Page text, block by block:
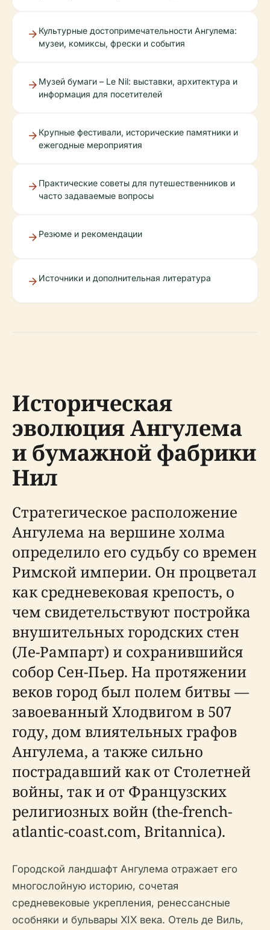
Культурные достопримечательности Ангулема:
музеи, комиксы, фрески и события
Музей бумаги – Le Nil: выставки, архитектура и
информация для посетителей
Крупные фестивали, исторические памятники и
ежегодные мероприятия
Практические советы для путешественников и
часто задаваемые вопросы
Резюме и рекомендации
Источники и дополнительная литература
Историческая
эволюция Ангулема
и бумажной фабрики
Нил
Стратегическое расположение
Ангулема на вершине холма
определило его судьбу со времен
Римской империи. Он процветал
как средневековая крепость, о
чем свидетельствуют постройка
внушительных городских стен
(Ле-Рампарт) и сохранившийся
собор Сен-Пьер. На протяжении
веков город был полем битвы —
завоеванный Хлодвигом в 507
году, дом влиятельных графов
Ангулема, а также сильно
пострадавший как от Столетней
войны, так и от Французских
религиозных войн (the-french-
atlantic-coast.com, Britannica).
Городской ландшафт Ангулема отражает его
многослойную историю, сочетая
средневековые укрепления, ренессансные
особняки и бульвары XIX века. Отель де Виль,